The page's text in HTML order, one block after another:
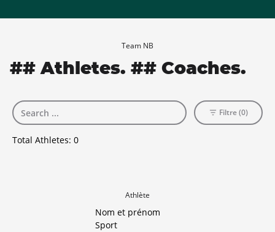
Team NB
## Athletes. ## Coaches.
Total Athletes: 0
Filtre (0)
Athlète
Nom et prénom
Sport